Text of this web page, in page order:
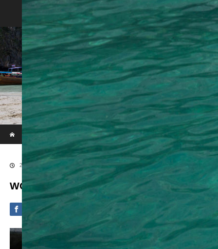
Phi Phi & Khai Island by Speed Boat
ホーム
ブログ
WOWL7921
2020.09.4
WOWL7921